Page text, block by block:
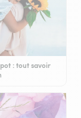
: tout savoir